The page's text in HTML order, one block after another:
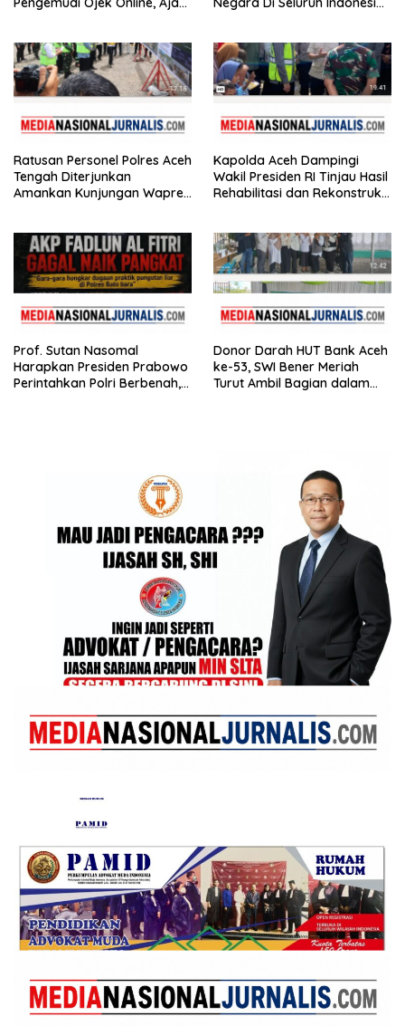
Ratusan Personel Polres Aceh
Tengah Diterjunkan
Amankan Kunjungan Wapres
Kapolda Aceh Dampingi
Wakil Presiden RI Tinjau Hasil
Rehabilitasi dan Rekonstruksi
Prof. Sutan Nasomal
Harapkan Presiden Prabowo
Perintahkan Polri Berbenah,
Donor Darah HUT Bank Aceh
ke-53, SWI Bener Meriah
Turut Ambil Bagian dalam